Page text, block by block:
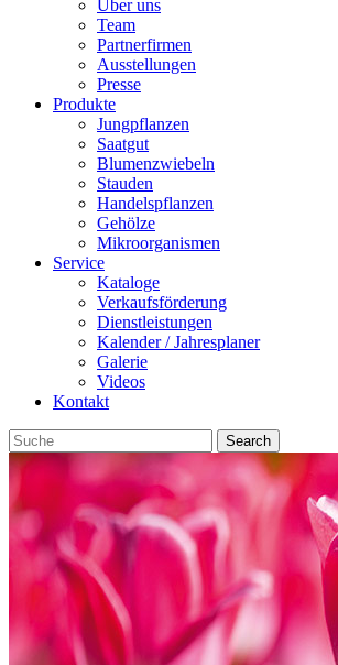
Über uns
Team
Partnerfirmen
Ausstellungen
Presse
Produkte
Jungpflanzen
Saatgut
Blumenzwiebeln
Stauden
Handelspflanzen
Gehölze
Mikroorganismen
Service
Kataloge
Verkaufsförderung
Dienstleistungen
Kalender / Jahresplaner
Galerie
Videos
Kontakt